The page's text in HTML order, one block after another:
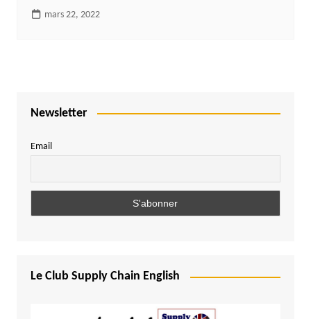
mars 22, 2022
Newsletter
Email
Le Club Supply Chain English